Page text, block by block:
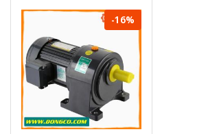
-16%